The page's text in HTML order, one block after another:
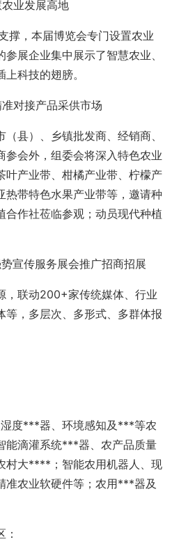
业发展高地
撑，本届博览会专门设置农业
展企业集中展示了智慧农业、
科技的翅膀。
对接产品采供市场
县）、乡镇批发商、经销商、
参会外，组委会将深入特色农业
叶产业带、柑橘产业带、柠檬产
热带特色水果产业带等，邀请种
合作社莅临参观；动员现代种植
宣传服务展会推广招商招展
，联动200+家传统媒体、行业
等，多层次、多形式、多群体报
度***器、环境感知及***等农
能滴灌系统***器、农产品质量
村大****；智能农用机器人、现
准农业软硬件等；农用***器及